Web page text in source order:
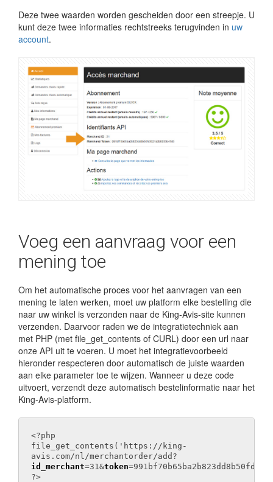
Deze twee waarden worden gescheiden door een streepje. U
kunt deze twee informaties rechtstreeks terugvinden in uw
account.
Voeg een aanvraag voor een
mening toe
Om het automatische proces voor het aanvragen van een
mening te laten werken, moet uw platform elke bestelling die
naar uw winkel is verzonden naar de King-Avis-site kunnen
verzenden. Daarvoor raden we de integratietechniek aan
met PHP (met file_get_contents of CURL) door een url naar
onze API uit te voeren. U moet het integratievoorbeeld
hieronder respecteren door automatisch de juiste waarden
aan elke parameter toe te wijzen. Wanneer u deze code
uitvoert, verzendt deze automatisch bestelinformatie naar het
King-Avis-platform.
<?php
file_get_contents('https://king-
avis.com/nl/merchantorder/add?
id_merchant=31&token
?>